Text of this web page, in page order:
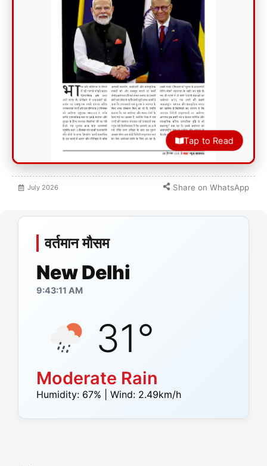
Tap to Read
July 2026 Share on WhatsApp
वर्तमान मौसम
New Delhi
9:43:12 AM
31°
Moderate Rain
Humidity: 67% | Wind: 2.49km/h